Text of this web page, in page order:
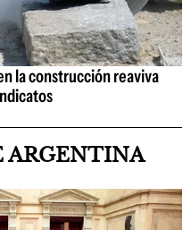
la construcción reaviva
ARGENTINA